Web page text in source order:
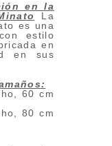
en la
La
es una
estilo
en
en sus
60 cm
80 cm